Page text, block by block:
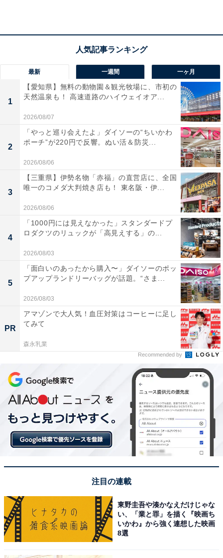
6月3～6日まで毎日16〜20時の4時間限定で対象の揚げ物
が半額になる「揚げ物スーパーセール」も実施していた
セブン-イレブン。このときも売り切れが続出し、厳しい
声が多く上がっていました。セブン-イレブンの今後の対
応が気になりますね。
📢スムージー好きさん、注目👀✨
セブンカフェスムージー
🍓〚全品半額〛🍓
＼さらに！／#セブンイレブンアプリ 会員なら
累計3杯買うごとに〚100円引きクーポン〛🎟️
🗓️本日6/10(水)～6/30(火)https://t.co/bHxdhY7rhC
https://t.co/sX3r9qzBd9 pic.twitter.com/GOVwIOyhVi
— セブン‐イレブン・ジャパン (@711SEJ)
June 9, 2026
関連投稿を見る！
最新 一週間 一ヶ月
1
【愛知県】無料の動物園＆観光牧場に、市初の
天然温泉も！ 高速道路のハイウェイオア...
2026/08/07
2
「やっと巡り会えたよ」ダイソーの“ちいかわ
ポーチ”が220円で反響。ぬい活＆防災...
2026/08/06
3
【三重県】伊勢名物「赤福」の直営店に、全国
唯一のコメダ大判焼き店も！ 東名阪・伊...
2026/08/06
4
「1000円には見えなかった」スタンダードプ
ロダクツのリュックが「高見えする」の...
2026/08/03
5
「面白いのあったから購入〜」ダイソーのポッ
プアップランドリーバッグが話題。“さま...
2026/08/03
PR
アマゾンで大人気！血圧対策はコーヒーに足し
てみて
森永乳業
Recommended by
注目の連載
東野圭吾や湊かなえだけじゃな
い、「業と罪」を描く『映画ち
いかわ』から強く連想した映画
8選